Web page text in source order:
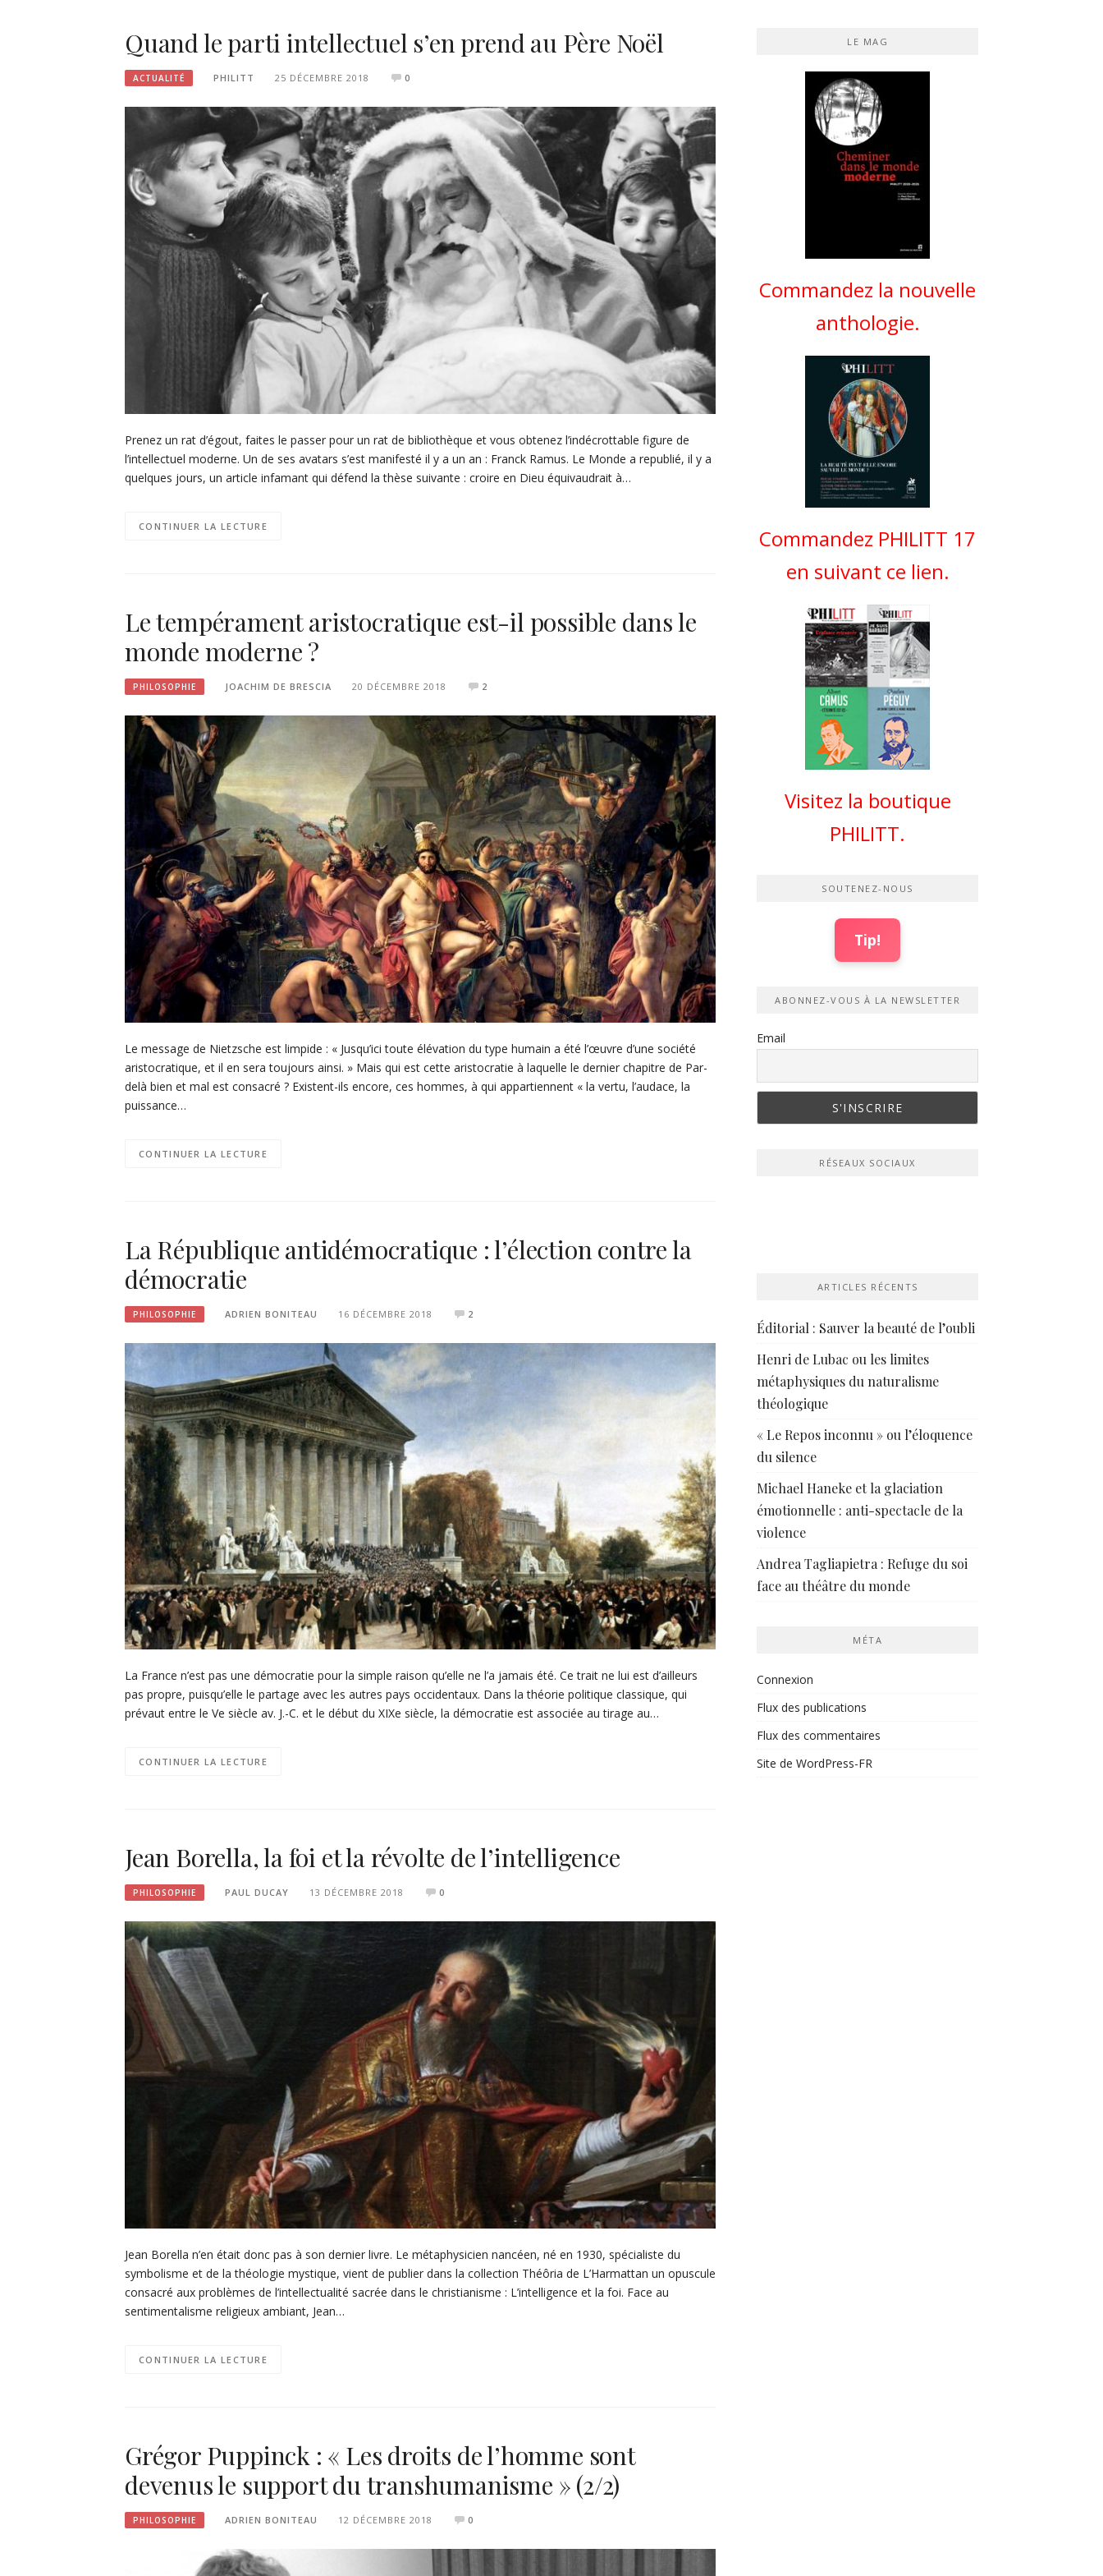
Quand le parti intellectuel s’en prend au Père Noël
ACTUALITÉ PHILITT 25 DÉCEMBRE 2018 0
Prenez un rat d’égout, faites le passer pour un rat de bibliothèque et vous obtenez l’indécrottable figure de
l’intellectuel moderne. Un de ses avatars s’est manifesté il y a un an : Franck Ramus. Le Monde a republié, il y a
quelques jours, un article infamant qui défend la thèse suivante : croire en Dieu équivaudrait à…
CONTINUER LA LECTURE
Le tempérament aristocratique est-il possible dans le
monde moderne ?
PHILOSOPHIE JOACHIM DE BRESCIA 20 DÉCEMBRE 2018 2
Le message de Nietzsche est limpide : « Jusqu’ici toute élévation du type humain a été l’œuvre d’une société
aristocratique, et il en sera toujours ainsi. » Mais qui est cette aristocratie à laquelle le dernier chapitre de Par-
delà bien et mal est consacré ? Existent-ils encore, ces hommes, à qui appartiennent « la vertu, l’audace, la
puissance…
CONTINUER LA LECTURE
La République antidémocratique : l’élection contre la
démocratie
PHILOSOPHIE ADRIEN BONITEAU 16 DÉCEMBRE 2018 2
La France n’est pas une démocratie pour la simple raison qu’elle ne l’a jamais été. Ce trait ne lui est d’ailleurs
pas propre, puisqu’elle le partage avec les autres pays occidentaux. Dans la théorie politique classique, qui
prévaut entre le Ve siècle av. J.-C. et le début du XIXe siècle, la démocratie est associée au tirage au…
CONTINUER LA LECTURE
Jean Borella, la foi et la révolte de l’intelligence
PHILOSOPHIE PAUL DUCAY 13 DÉCEMBRE 2018 0
Jean Borella n’en était donc pas à son dernier livre. Le métaphysicien nancéen, né en 1930, spécialiste du
symbolisme et de la théologie mystique, vient de publier dans la collection Théôria de L’Harmattan un opuscule
consacré aux problèmes de l’intellectualité sacrée dans le christianisme : L’intelligence et la foi. Face au
sentimentalisme religieux ambiant, Jean…
CONTINUER LA LECTURE
Grégor Puppinck : « Les droits de l’homme sont
devenus le support du transhumanisme » (2/2)
PHILOSOPHIE ADRIEN BONITEAU 12 DÉCEMBRE 2018 0
LE MAG
Commandez la nouvelle
anthologie.
Commandez PHILITT 17
en suivant ce lien.
Visitez la boutique
PHILITT.
SOUTENEZ-NOUS
Tip!
ABONNEZ-VOUS À LA NEWSLETTER
Email
RÉSEAUX SOCIAUX
ARTICLES RÉCENTS
Éditorial : Sauver la beauté de l’oubli
Henri de Lubac ou les limites
métaphysiques du naturalisme
théologique
« Le Repos inconnu » ou l’éloquence
du silence
Michael Haneke et la glaciation
émotionnelle : anti-spectacle de la
violence
Andrea Tagliapietra : Refuge du soi
face au théâtre du monde
MÉTA
Connexion
Flux des publications
Flux des commentaires
Site de WordPress-FR